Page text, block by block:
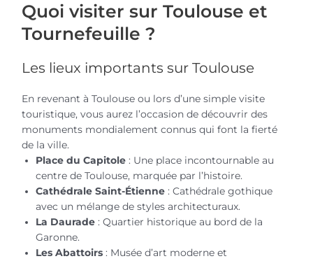
Quoi visiter sur Toulouse et
Tournefeuille ?
Les lieux importants sur Toulouse
En revenant à Toulouse ou lors d’une simple visite
touristique, vous aurez l’occasion de découvrir des
monuments mondialement connus qui font la fierté
de la ville.
Place du Capitole: Une place incontournable au
centre de Toulouse, marquée par l’histoire.
Cathédrale Saint-Étienne: Cathédrale gothique
avec un mélange de styles architecturaux.
La Daurade: Quartier historique au bord de la
Garonne.
Les Abattoirs: Musée d’art moderne et